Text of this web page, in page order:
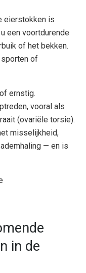
eierstokken is
een voortdurende
of het bekken.
sporten of
ernstig.
vooral als
(ovariële torsie).
misselijkheid,
— en is
in de